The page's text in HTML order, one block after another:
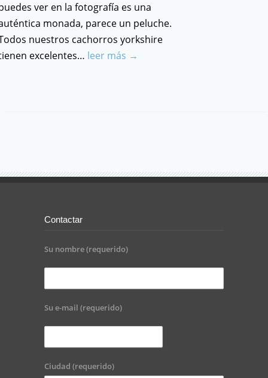
ver en la fotografía es una
monada, parece un peluche.
nuestros cachorros yorkshire
excelentes… leer más →
Contactar
Su nombre (requerido)
Su e-mail (requerido)
Ciudad (requerido)